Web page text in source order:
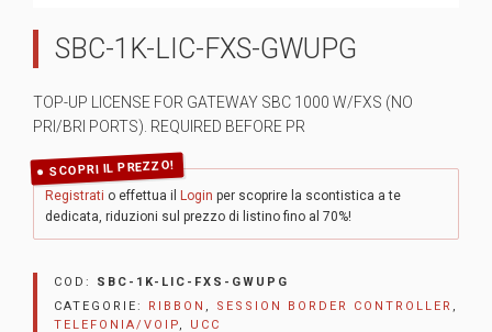
SBC-1K-LIC-FXS-GWUPG
TOP-UP LICENSE FOR GATEWAY SBC 1000 W/FXS (NO
PRI/BRI PORTS). REQUIRED BEFORE PR
SCOPRI IL PREZZO!
Registrati o effettua il Login per scoprire la scontistica a te
dedicata, riduzioni sul prezzo di listino fino al 70%!
COD: SBC-1K-LIC-FXS-GWUPG
CATEGORIE: RIBBON , SESSION BORDER CONTROLLER ,
TELEFONIA/VOIP, UCC